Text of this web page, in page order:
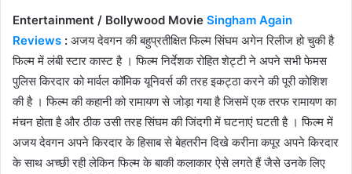
Entertainment / Bollywood Movie Singham Again
Reviews : अजय देवगन की बहुप्रतीक्षित फिल्म सिंघम अगेन रिलीज हो चुकी है
फिल्म में लंबी स्टार कास्ट है । फिल्म निर्देशक रोहित शेट्टी ने अपने सभी फेमस
पुलिस किरदार को मार्वल कॉमिक यूनिवर्स की तरह इकट्ठा करने की पूरी कोशिश
की है । फिल्म की कहानी को रामायण से जोड़ा गया है जिसमें एक तरफ रामायण का
मंचन होता है और ठीक उसी तरह सिंघम की जिंदगी में घटनाएं घटती है । फिल्म में
अजय देवगन अपने किरदार के हिसाब से बेहतरीन दिखे करीना कपूर अपने किरदार
के साथ अच्छी रही लेकिन फिल्म के बाकी कलाकार ऐसे लगते हैं जैसे उनके लिए